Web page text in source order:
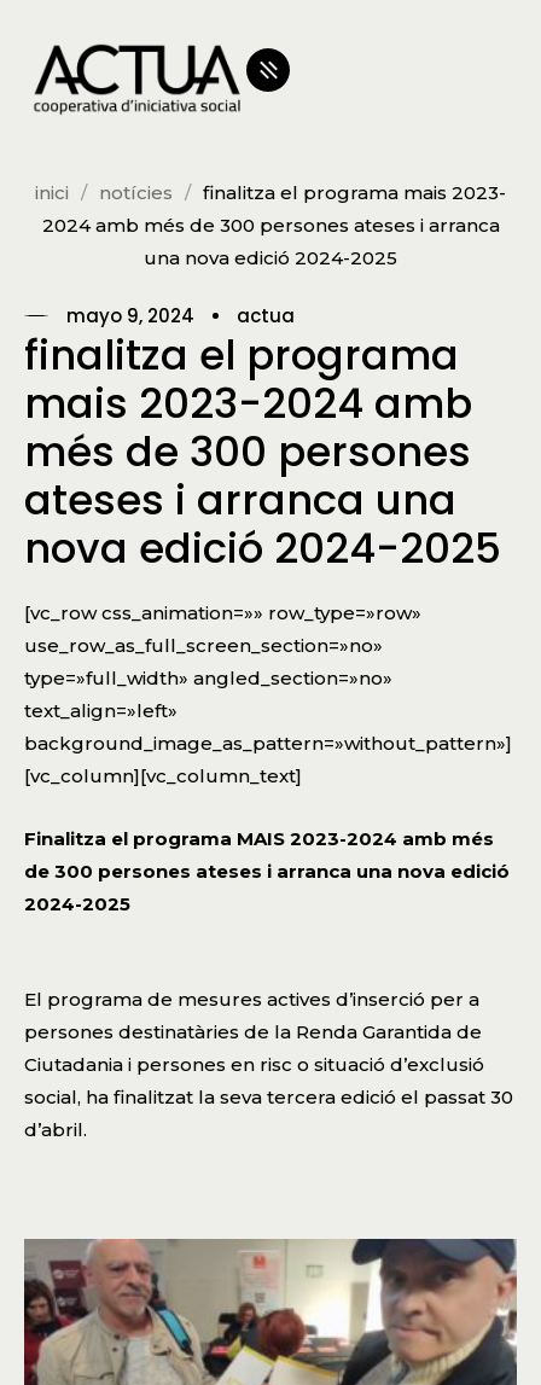
inici notícies
finalitza el programa mais 2023-
2024 amb més de 300 persones ateses i arranca
una nova edició 2024-2025
mayo 9, 2024 actua
finalitza el programa
mais 2023-2024 amb
més de 300 persones
ateses i arranca una
nova edició 2024-2025
[vc_row css_animation=»» row_type=»row»
use_row_as_full_screen_section=»no»
type=»full_width» angled_section=»no»
text_align=»left»
background_image_as_pattern=»without_pattern»]
[vc_column][vc_column_text]
Finalitza el programa MAIS 2023-2024 amb més
de 300 persones ateses i arranca una nova edició
2024-2025
El programa de mesures actives d’inserció per a
persones destinatàries de la Renda Garantida de
Ciutadania i persones en risc o situació d’exclusió
social, ha finalitzat la seva tercera edició el passat 30
d’abril.